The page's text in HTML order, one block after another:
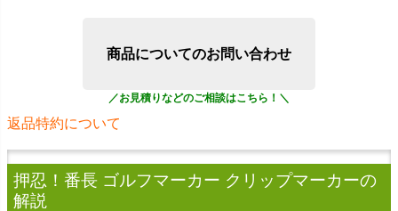
商品についてのお問い合わせ
返品特約について
押忍！番長 ゴルフマーカー クリップマーカーの
解説